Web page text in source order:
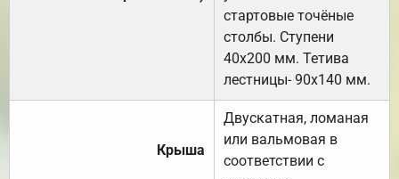
стартовые точёные
столбы. Ступени
40х200 мм. Тетива
лестницы- 90х140 мм.
Крыша
Двускатная, ломаная
или вальмовая в
соответствии с